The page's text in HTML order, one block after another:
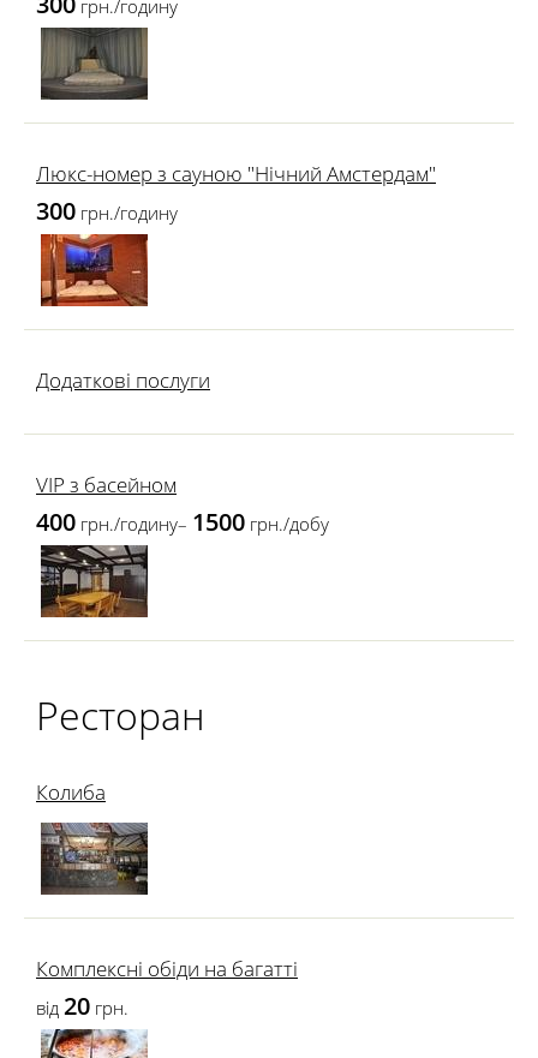
грн./годину
Люкс-номер з сауною "Нічний Амстердам"
300 грн./годину
Додаткові послуги
VIP з басейном
400 грн./годину– 1500 грн./добу
Ресторан
Колиба
Комплексні обіди на багатті
від 20 грн.